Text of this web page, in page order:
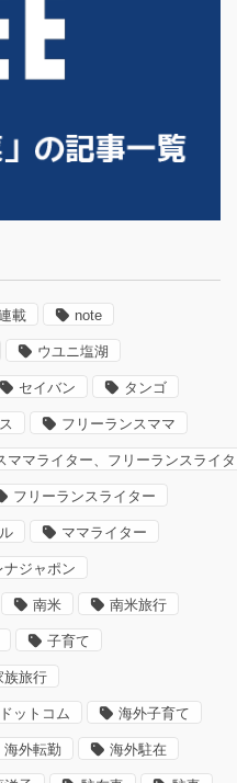
載 note
ウユニ塩湖
セイバン タンゴ
フリーランスママ
ママライター、フリーランスライ
フリーランスライター
ママライター
ナジャポン
南米 南米旅行
子育て
族旅行
ットコム 海外子育て
海外転勤 海外駐在